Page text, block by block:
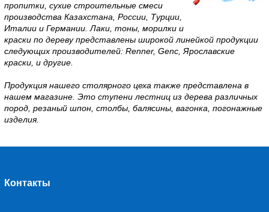
пропитки, сухие строительные смеси
производства Казахстана, России, Турции,
Италии и Германии. Лаки, тоны, морилки и
краски по дереву представлены широкой линейкой продукции
следующих производителей: Renner, Genc, Ярославские
краски, и другие.
Продукция нашего столярного цеха также представлена в
нашем магазине. Это ступени лестниц из дерева различных
пород, резаный шпон, столбы, балясины, вагонка, погонажные
изделия.
Контакты